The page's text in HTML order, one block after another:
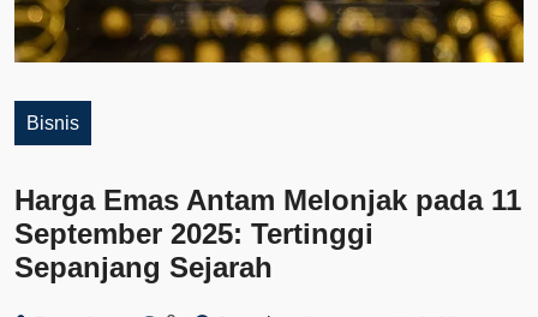
Bisnis
Harga Emas Antam Melonjak pada 11
September 2025: Tertinggi
Sepanjang Sejarah